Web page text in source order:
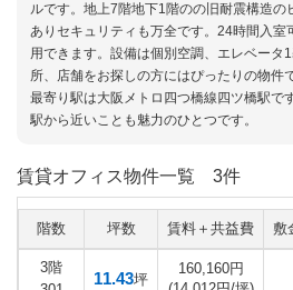
ルです。地上7階地下1階のの旧耐震構造の
ありセキュリティも万全です。24時間入室
用できます。設備は個別空調、エレベータ
所、店舗をお探しの方にはぴったりの物件
最寄り駅は大阪メトロ四つ橋線四ツ橋駅で
駅から近いことも魅力のひとつです。
賃貸オフィス物件一覧 3件
階数 坪数 賃料＋共益費 敷
3階
11.43坪
160,160円